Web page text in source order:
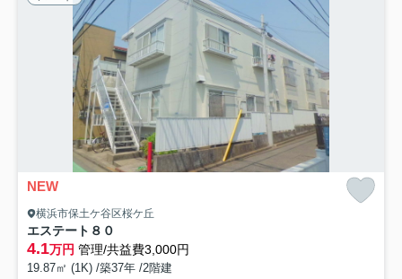
NEW
横浜市保土ケ谷区桜ケ丘
エステート８０
4.1万円 管理/共益費3,000円
19.87㎡ (1K) /築37年 /2階建